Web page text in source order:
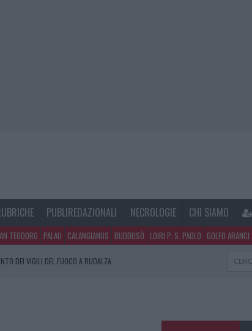
PUBLIREDAZIONALI NECROLOGIE CHI SIAMO
TEODORO PALAU CALANGIANUS BUDDUSÒ LOIRI P. S. PAOLO GOLFO ARANCI
DEI VIGILI DEL FUOCO A RUDALZA